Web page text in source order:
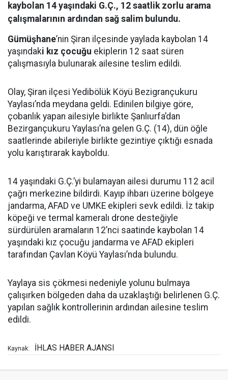
kaybolan 14 yaşındaki G.Ç., 12 saatlik zorlu arama
çalışmalarının ardından sağ salim bulundu.
Gümüşhane’nin Şiran ilçesinde yaylada kaybolan 14
yaşındaki kız çocuğu ekiplerin 12 saat süren
çalışmasıyla bulunarak ailesine teslim edildi.
Olay, Şiran ilçesi Yedibölük Köyü Bezigrançukuru
Yaylası’nda meydana geldi. Edinilen bilgiye göre,
çobanlık yapan ailesiyle birlikte Şanlıurfa’dan
Bezirgançukuru Yaylası’na gelen G.Ç. (14), dün öğle
saatlerinde abileriyle birlikte gezintiye çıktığı esnada
yolu karıştırarak kayboldu.
14 yaşındaki G.Ç.’yi bulamayan ailesi durumu 112 acil
çağrı merkezine bildirdi. Kayıp ihbarı üzerine bölgeye
jandarma, AFAD ve UMKE ekipleri sevk edildi. İz takip
köpeği ve termal kameralı drone desteğiyle
sürdürülen aramaların 12’nci saatinde kaybolan 14
yaşındaki kız çocuğu jandarma ve AFAD ekipleri
tarafından Çavlan Köyü Yaylası’nda bulundu.
Yaylaya sis çökmesi nedeniyle yolunu bulmaya
çalışırken bölgeden daha da uzaklaştığı belirlenen G.Ç.
yapılan sağlık kontrollerinin ardından ailesine teslim
edildi.
Kaynak: İHLAS HABER AJANSI